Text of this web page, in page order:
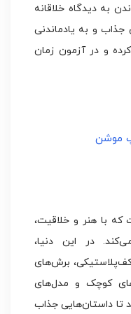
به دیدگاه خلاقانه
و به یادماندنی
و در آزمون زمان
موشن
با هنر و خلاقیت،
در این دنیا،
برش‌های
کوچک و مدل‌های
داستان‌هایی جذاب